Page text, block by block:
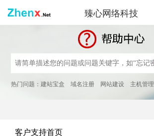
臻心网络科技
热门问题：建站宝盒 域名注册 网站建设 主机管理
客户支持首页